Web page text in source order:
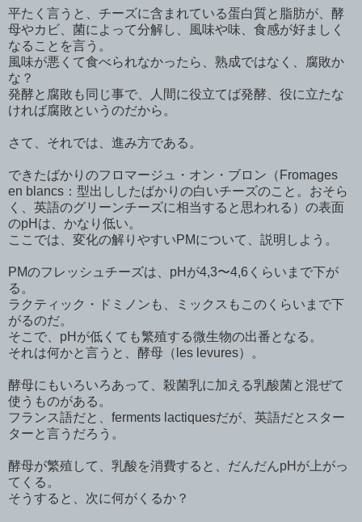
平たく言うと、チーズに含まれている蛋白質と脂肪が、酵
母やカビ、菌によって分解し、風味や味、食感が好ましく
なることを言う。
風味が悪くて食べられなかったら、熟成ではなく、腐敗か
な？
発酵と腐敗も同じ事で、人間に役立てば発酵、役に立たな
ければ腐敗というのだから。
さて、それでは、進み方である。
できたばかりのフロマージュ・オン・ブロン（Fromages
en blancs：型出ししたばかりの白いチーズのこと。おそら
く、英語のグリーンチーズに相当すると思われる）の表面
のpHは、かなり低い。
ここでは、変化の解りやすいPMについて、説明しよう。
PMのフレッシュチーズは、pHが4,3〜4,6くらいまで下が
る。
ラクティック・ドミノンも、ミックスもこのくらいまで下
がるのだ。
そこで、pHが低くても繁殖する微生物の出番となる。
それは何かと言うと、酵母（les levures）。
酵母にもいろいろあって、殺菌乳に加える乳酸菌と混ぜて
使うものがある。
フランス語だと、ferments lactiquesだが、英語だとスター
ターと言うだろう。
酵母が繁殖して、乳酸を消費すると、だんだんpHが上がっ
てくる。
そうすると、次に何がくるか？